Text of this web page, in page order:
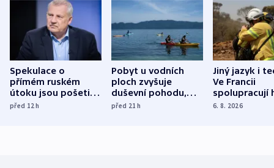
Spekulace o
přímém ruském
útoku jsou pošetilé,
míní estonský
před 12h
Pobyt u vodních
ploch zvyšuje
duševní pohodu,
ukázala
před 21h
Jiný jazyk i
Ve Francii
spolupracují
různých zemí
6. 8. 2026